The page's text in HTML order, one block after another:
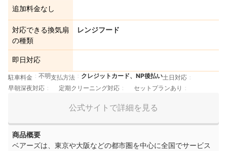
追加料金なし
対応できる換気扇
の種類
レンジフード
即日対応
駐車料金 不明支払方法 クレジットカード、NP後払い土日対応
早朝深夜対応
定期クリーニング対応 セットプランあり
公式サイトで詳細を見る
商品概要
ベアーズは、東京や大阪などの都市圏を中心に全国でサービス